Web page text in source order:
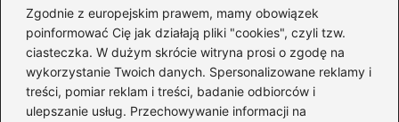
Zgodnie z europejskim prawem, mamy obowiązek
poinformować Cię jak działają pliki "cookies", czyli tzw.
ciasteczka. W dużym skrócie witryna prosi o zgodę na
wykorzystanie Twoich danych. Spersonalizowane reklamy i
treści, pomiar reklam i treści, badanie odbiorców i
ulepszanie usług. Przechowywanie informacji na
Odkryj przyczyny i
rozwiązania dla Twojego
silnika
Kategorie